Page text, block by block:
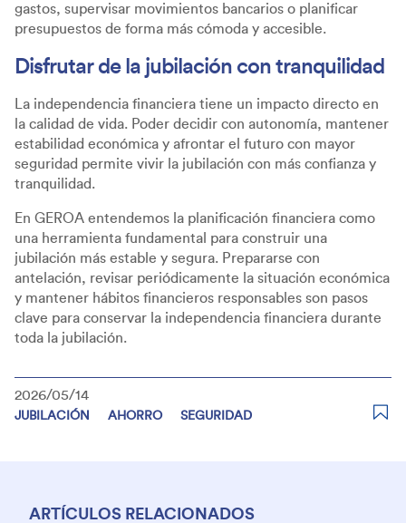
gastos, supervisar movimientos bancarios o planificar
presupuestos de forma más cómoda y accesible.
Disfrutar de la jubilación con tranquilidad
La independencia financiera tiene un impacto directo en
la calidad de vida. Poder decidir con autonomía, mantener
estabilidad económica y afrontar el futuro con mayor
seguridad permite vivir la jubilación con más confianza y
tranquilidad.
En GEROA entendemos la planificación financiera como
una herramienta fundamental para construir una
jubilación más estable y segura. Prepararse con
antelación, revisar periódicamente la situación económica
y mantener hábitos financieros responsables son pasos
clave para conservar la independencia financiera durante
toda la jubilación.
2026/05/14
JUBILACIÓN AHORRO SEGURIDAD
ARTÍCULOS RELACIONADOS